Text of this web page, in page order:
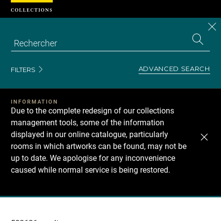
FILTERS ADVANCED SEARCH
INFORMATION
Due to the complete redesign of our collections
management tools, some of the information
displayed in our online catalogue, particularly
rooms in which artworks can be found, may not be
up to date. We apologise for any inconvenience
caused while normal service is being restored.
Recherche
Cookies management panel